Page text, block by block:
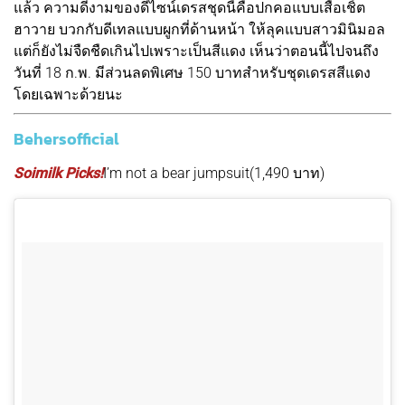
แล้ว ความดีงามของดีไซน์เดรสชุดนี้คือปกคอแบบเสื้อเชิ้ต
ฮาวาย บวกกับดีเทลแบบผูกที่ด้านหน้า ให้ลุคแบบสาวมินิมอล
แต่ก็ยังไม่จืดชืดเกินไปเพราะเป็นสีแดง เห็นว่าตอนนี้ไปจนถึง
วันที่ 18 ก.พ. มีส่วนลดพิเศษ 150 บาทสำหรับชุดเดรสสีแดง
โดยเฉพาะด้วยนะ
Behersofficial
Soimilk Picks!I’m not a bear jumpsuit(1,490 บาท)